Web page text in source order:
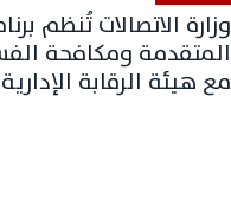
وزارة الاتصالات تُنظم
المتقدمة ومكافحة
مع هيئة الرقابة الإدارية